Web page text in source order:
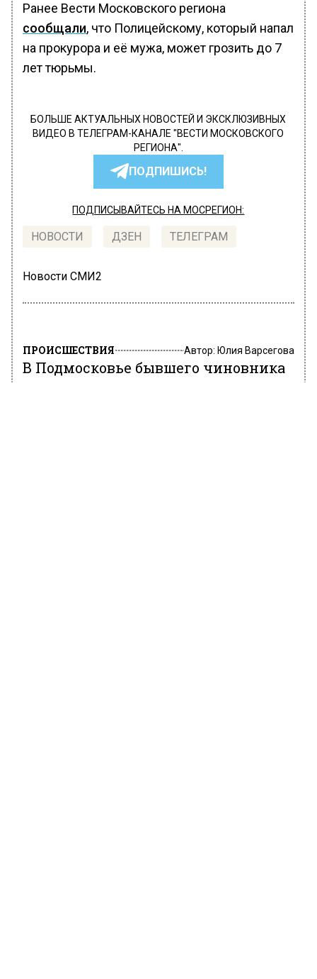
Ранее Вести Московского региона
сообщали, что Полицейскому, который напал
на прокурора и её мужа, может грозить до 7
лет тюрьмы.
БОЛЬШЕ АКТУАЛЬНЫХ НОВОСТЕЙ И ЭКСКЛЮЗИВНЫХ
ВИДЕО В ТЕЛЕГРАМ-КАНАЛЕ "ВЕСТИ МОСКОВСКОГО
РЕГИОНА".
ПОДПИШИСЬ!
ПОДПИСЫВАЙТЕСЬ НА МОСРЕГИОН:
НОВОСТИ ДЗЕН ТЕЛЕГРАМ
Новости СМИ2
ПРОИСШЕСТВИЯ Автор: Юлия Варсегова
В Подмосковье бывшего чиновника